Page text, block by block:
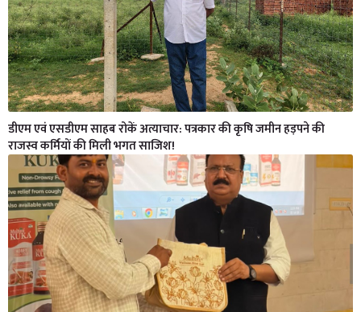
डीएम एवं एसडीएम साहब रोकें अत्याचार: पत्रकार की कृषि जमीन हड़पने की
राजस्व कर्मियों की मिली भगत साजिश!